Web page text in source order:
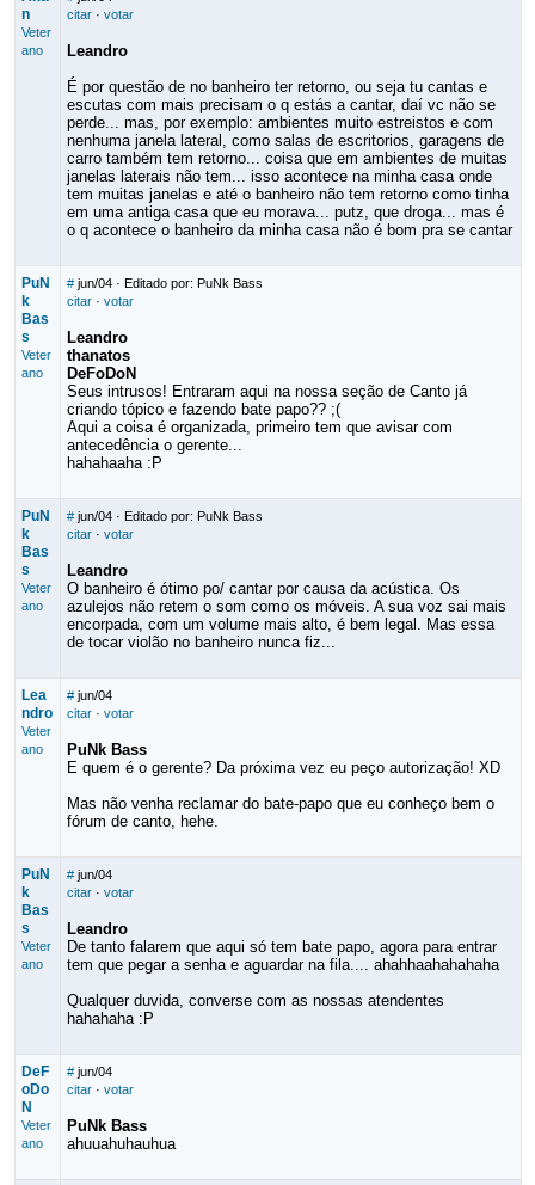
n
Veter
ano
citar· votar
Leandro
É por questão de no banheiro ter retorno, ou seja tu cantas e
escutas com mais precisam o q estás a cantar, daí vc não se
perde... mas, por exemplo: ambientes muito estreistos e com
nenhuma janela lateral, como salas de escritorios, garagens de
carro também tem retorno... coisa que em ambientes de muitas
janelas laterais não tem... isso acontece na minha casa onde
tem muitas janelas e até o banheiro não tem retorno como tinha
em uma antiga casa que eu morava... putz, que droga... mas é
o q acontece o banheiro da minha casa não é bom pra se cantar
PuN
k
Bas
s
Veter
ano
# jun/04· Editado por: PuNk Bass
citar· votar
Leandro
thanatos
DeFoDoN
Seus intrusos! Entraram aqui na nossa seção de Canto já
criando tópico e fazendo bate papo?? ;(
Aqui a coisa é organizada, primeiro tem que avisar com
antecedência o gerente...
hahahaaha :P
PuN
k
Bas
s
Veter
ano
# jun/04· Editado por: PuNk Bass
citar· votar
Leandro
O banheiro é ótimo po/ cantar por causa da acústica. Os
azulejos não retem o som como os móveis. A sua voz sai mais
encorpada, com um volume mais alto, é bem legal. Mas essa
de tocar violão no banheiro nunca fiz...
Lea
ndro
Veter
ano
# jun/04
citar· votar
PuNk Bass
E quem é o gerente? Da próxima vez eu peço autorização! XD
Mas não venha reclamar do bate-papo que eu conheço bem o
fórum de canto, hehe.
PuN
k
Bas
s
Veter
ano
# jun/04
citar· votar
Leandro
De tanto falarem que aqui só tem bate papo, agora para entrar
tem que pegar a senha e aguardar na fila.... ahahhaahahahaha
Qualquer duvida, converse com as nossas atendentes
hahahaha :P
DeF
oDo
N
Veter
ano
# jun/04
citar· votar
PuNk Bass
ahuuahuhauhua